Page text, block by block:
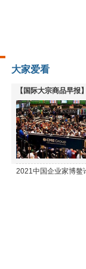
大家爱看
【国际大宗商品早报
下跌
2021中国企业家博鳌